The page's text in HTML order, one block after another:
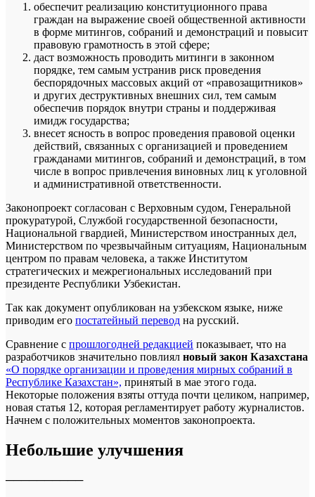
обеспечит реализацию конституционного права
граждан на выражение своей общественной активности
в форме митингов, собраний и демонстраций и повысит
правовую грамотность в этой сфере;
даст возможность проводить митинги в законном
порядке, тем самым устранив риск проведения
беспорядочных массовых акций от «правозащитников»
и других деструктивных внешних сил, тем самым
обеспечив порядок внутри страны и поддерживая
имидж государства;
внесет ясность в вопрос проведения правовой оценки
действий, связанных с организацией и проведением
гражданами митингов, собраний и демонстраций, в том
числе в вопрос привлечения виновных лиц к уголовной
и административной ответственности.
Законопроект согласован с Верховным судом, Генеральной
прокуратурой, Службой государственной безопасности,
Национальной гвардией, Министерством иностранных дел,
Министерством по чрезвычайным ситуациям, Национальным
центром по правам человека, а также Институтом
стратегических и межрегиональных исследований при
президенте Республики Узбекистан.
Так как документ опубликован на узбекском языке, ниже
приводим его постатейный перевод на русский.
Сравнение с прошлогодней редакцией показывает, что на
разработчиков значительно повлиял новый закон Казахстана
«О порядке организации и проведения мирных собраний в
Республике Казахстан», принятый в мае этого года.
Некоторые положения взяты оттуда почти целиком, например,
новая статья 12, которая регламентирует работу журналистов.
Начнем с положительных моментов законопроекта.
Небольшие улучшения
──────────